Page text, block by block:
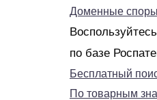
Доменные споры
по базе
Бесплатный
По товарным